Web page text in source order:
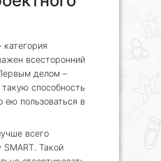
всесторонний
делом –
способность
ею пользоваться в
всего
SMART. Такой